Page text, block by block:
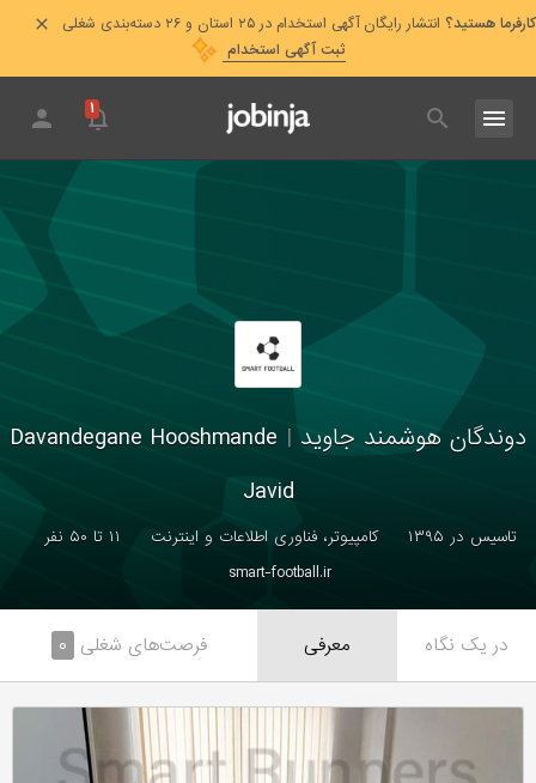
کارفرما هستید؟ انتشار رایگان آگهی استخدام در ۲۵ استان و ۲۶ دسته‌بندی شغلی
ثبت آگهی استخدام
۱
دوندگان هوشمند جاوید |
Davandegane Hooshmande
Javid
تاسیس در ۱۳۹۵ کامپیوتر، فناوری اطلاعات و اینترنت
۱۱ تا ۵۰ نفر
smart-football.ir
در یک نگاه معرفی فرصت‌های شغلی ۰